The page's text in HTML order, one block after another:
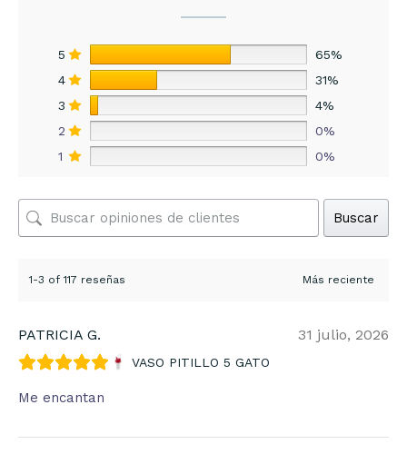
5
65%
4
31%
3
4%
2
0%
1
0%
Buscar
1-3 of 117 reseñas
PATRICIA G. 31 julio, 2026
VASO PITILLO 5 GATO
Me encantan